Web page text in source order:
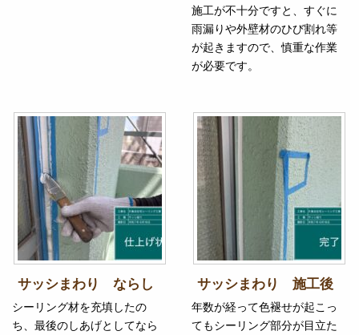
施工が不十分ですと、すぐに
雨漏りや外壁材のひび割れ等
が起きますので、慎重な作業
が必要です。
サッシまわり ならし
シーリング材を充填したの
ち、最後のしあげとしてなら
サッシまわり 施工後
年数が経って色褪せが起こっ
てもシーリング部分が目立た